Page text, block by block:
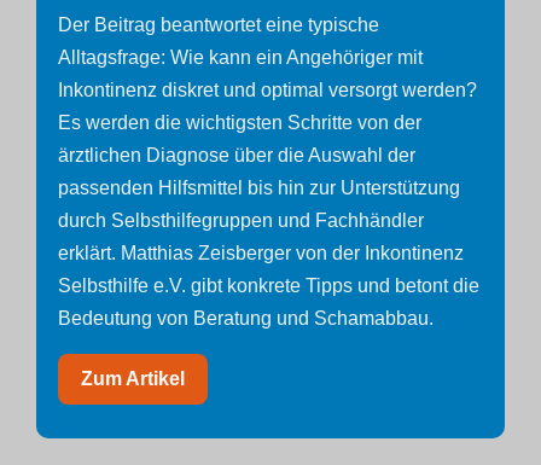
Der Beitrag beantwortet eine typische
Alltagsfrage: Wie kann ein Angehöriger mit
Inkontinenz diskret und optimal versorgt werden?
Es werden die wichtigsten Schritte von der
ärztlichen Diagnose über die Auswahl der
passenden Hilfsmittel bis hin zur Unterstützung
durch Selbsthilfegruppen und Fachhändler
erklärt. Matthias Zeisberger von der Inkontinenz
Selbsthilfe e.V. gibt konkrete Tipps und betont die
Bedeutung von Beratung und Schamabbau.
Zum Artikel